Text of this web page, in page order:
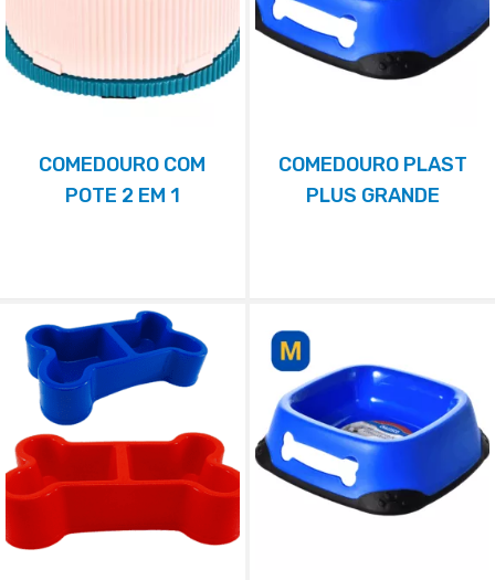
COMEDOURO COM
POTE 2 EM 1
COMEDOURO PLAST
PLUS GRANDE